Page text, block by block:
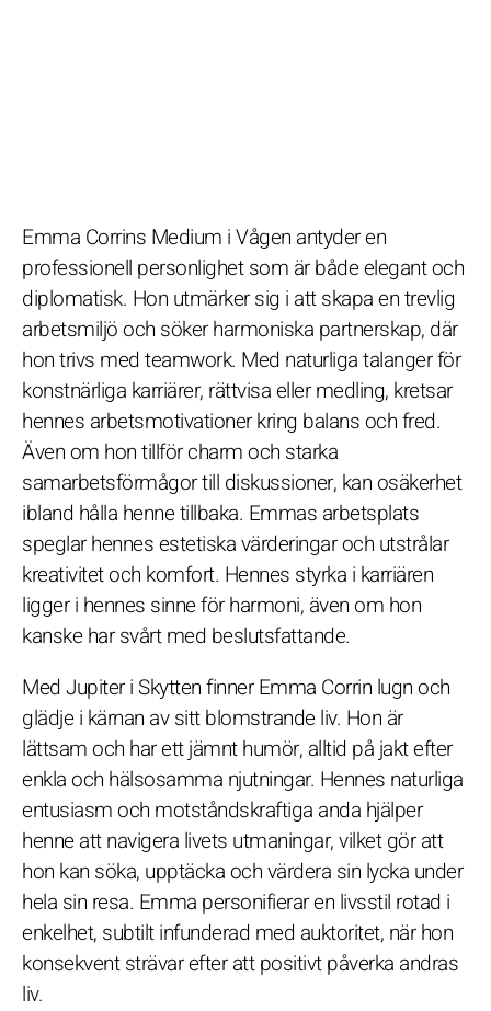
Emma Corrins Medium i Vågen antyder en
professionell personlighet som är både elegant och
diplomatisk. Hon utmärker sig i att skapa en trevlig
arbetsmiljö och söker harmoniska partnerskap, där
hon trivs med teamwork. Med naturliga talanger för
konstnärliga karriärer, rättvisa eller medling, kretsar
hennes arbetsmotivationer kring balans och fred.
Även om hon tillför charm och starka
samarbetsförmågor till diskussioner, kan osäkerhet
ibland hålla henne tillbaka. Emmas arbetsplats
speglar hennes estetiska värderingar och utstrålar
kreativitet och komfort. Hennes styrka i karriären
ligger i hennes sinne för harmoni, även om hon
kanske har svårt med beslutsfattande.
Med Jupiter i Skytten finner Emma Corrin lugn och
glädje i kärnan av sitt blomstrande liv. Hon är
lättsam och har ett jämnt humör, alltid på jakt efter
enkla och hälsosamma njutningar. Hennes naturliga
entusiasm och motståndskraftiga anda hjälper
henne att navigera livets utmaningar, vilket gör att
hon kan söka, upptäcka och värdera sin lycka under
hela sin resa. Emma personifierar en livsstil rotad i
enkelhet, subtilt infunderad med auktoritet, när hon
konsekvent strävar efter att positivt påverka andras
liv.